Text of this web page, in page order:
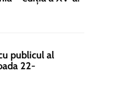
publicul al
22-